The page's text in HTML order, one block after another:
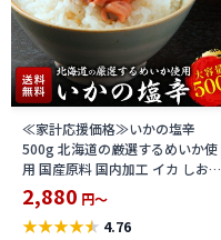
≪家計応援価格≫いかの塩辛
500g 北海道の厳選するめいか使
用 国産原料 国内加工 イカ しおか
ら おつまみ 酒 厳選素材 送料無料
ika2212-500a
2,880 円～
★★★★★ 4.76